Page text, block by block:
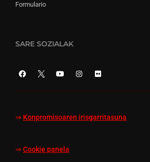
Formulario
SARE SOZIALAK
⇒ Konpromisoaren irisgarritasuna
⇒ Cookie panela